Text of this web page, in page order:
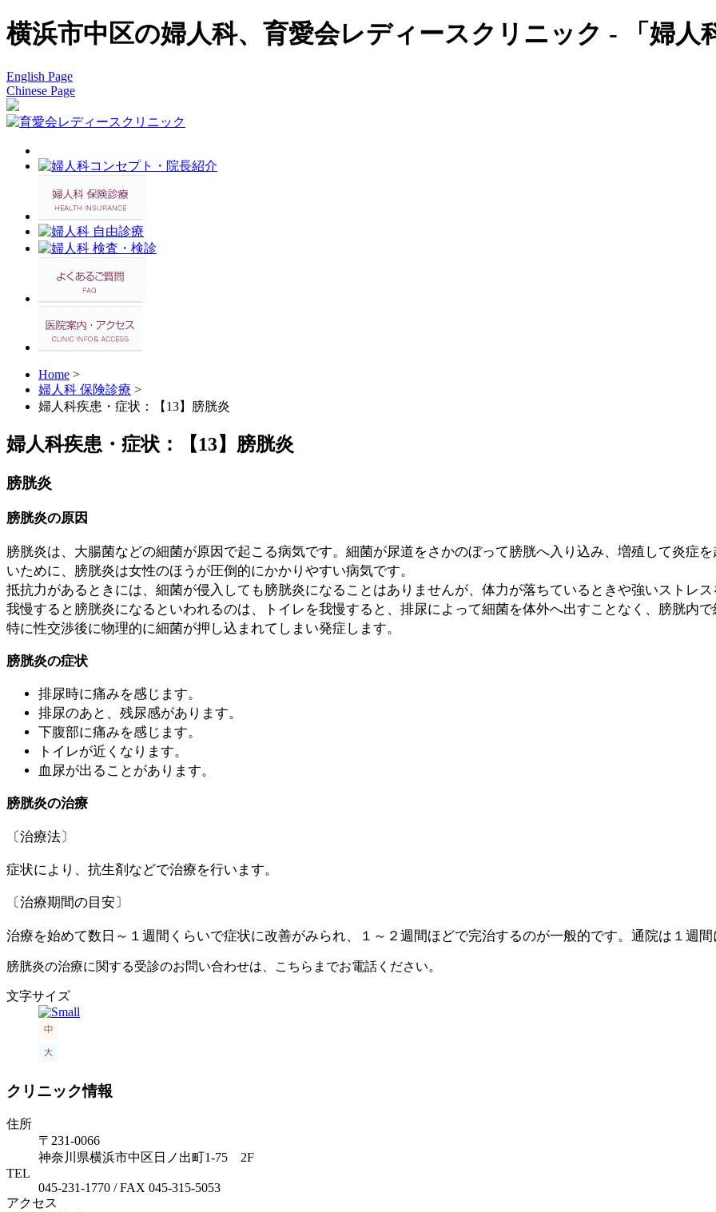
横浜市中区の婦人科、育愛会レディースクリニック - 「婦人
English Page
Chinese Page
Home >
婦人科 保険診療 >
婦人科疾患・症状：【13】膀胱炎
婦人科疾患・症状：【13】膀胱炎
膀胱炎
膀胱炎の原因
膀胱炎は、大腸菌などの細菌が原因で起こる病気です。細菌が尿道をさかのぼって膀胱へ入り込み、増殖して炎症
いために、膀胱炎は女性のほうが圧倒的にかかりやすい病気です。
抵抗力があるときには、細菌が侵入しても膀胱炎になることはありませんが、体力が落ちているときや強いストレ
我慢すると膀胱炎になるといわれるのは、トイレを我慢すると、排尿によって細菌を体外へ出すことなく、膀胱内で
特に性交渉後に物理的に細菌が押し込まれてしまい発症します。
膀胱炎の症状
排尿時に痛みを感じます。
排尿のあと、残尿感があります。
下腹部に痛みを感じます。
トイレが近くなります。
血尿が出ることがあります。
膀胱炎の治療
〔治療法〕
症状により、抗生剤などで治療を行います。
〔治療期間の目安〕
治療を始めて数日～１週間くらいで症状に改善がみられ、１～２週間ほどで完治するのが一般的です。通院は１週間
膀胱炎の治療に関する受診のお問い合わせは、こちらまでお電話ください。
文字サイズ
クリニック情報
住所
〒231-0066
神奈川県横浜市中区日ノ出町1-75 2F
TEL
045-231-1770 / FAX 045-315-5053
アクセス